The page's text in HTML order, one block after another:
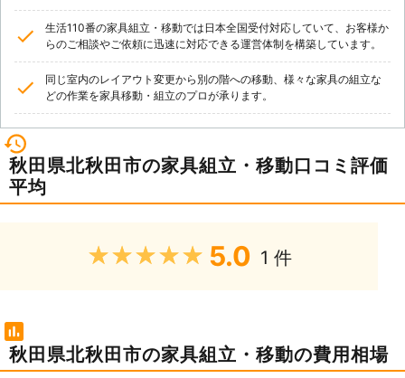
生活110番の家具組立・移動では日本全国受付対応していて、お客様か
らのご相談やご依頼に迅速に対応できる運営体制を構築しています。
同じ室内のレイアウト変更から別の階への移動、様々な家具の組立な
どの作業を家具移動・組立のプロが承ります。
秋田県北秋田市の家具組立・移動口コミ評価
平均
★★★★★ 5.0 1 件
秋田県北秋田市の家具組立・移動の費用相場